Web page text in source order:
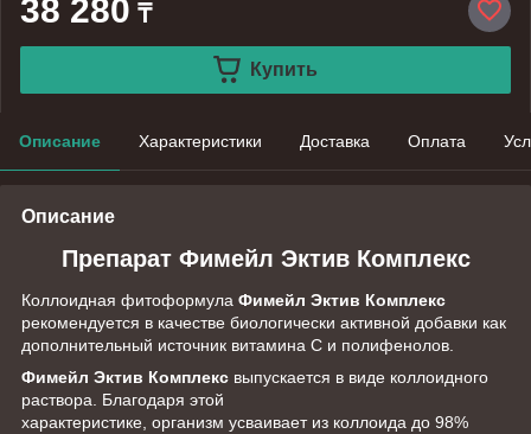
38 280 ₸
Купить
Описание Характеристики Доставка Оплата
Описание
Препарат Фимейл Эктив Комплекс
Коллоидная фитоформула Фимейл Эктив Комплекс
рекомендуется в качестве биологически активной добавки как
дополнительный источник витамина С и полифенолов.
Фимейл Эктив Комплекс выпускается в виде коллоидного
раствора. Благодаря этой
характеристике, организм усваивает из коллоида до 98%